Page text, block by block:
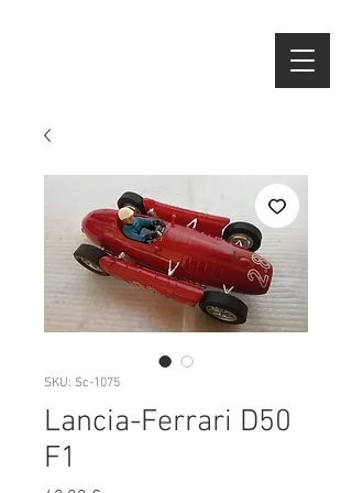
SKU: Sc-1075
Lancia-Ferrari D50
F1